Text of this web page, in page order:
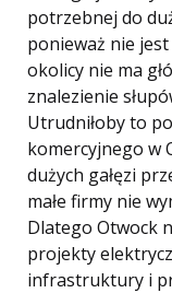
potrzebnej do
ponieważ nie
okolicy nie ma
znalezienie
Utrudniłoby to
komercyjnego w
dużych gałęzi
małe firmy nie
Dlatego Otwock
projekty
infrastruktury i